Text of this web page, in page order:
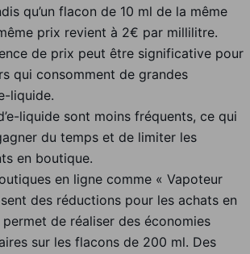
qu’un flacon de 10 ml de la même
prix revient à 2€ par millilitre.
de prix peut être significative pour
qui consomment de grandes
liquide.
liquide sont moins fréquents, ce qui
du temps et de limiter les
en boutique.
en ligne comme « Vapoteur
des réductions pour les achats en
de réaliser des économies
sur les flacons de 200 ml. Des